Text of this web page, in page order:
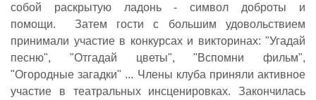
собой раскрытую ладонь - символ доброты и
помощи. Затем гости с большим удовольствием
принимали участие в конкурсах и викторинах: "Угадай
песню", "Отгадай цветы", "Вспомни фильм",
"Огородные загадки" ... Члены клуба приняли активное
участие в театральных инсценировках. Закончилась